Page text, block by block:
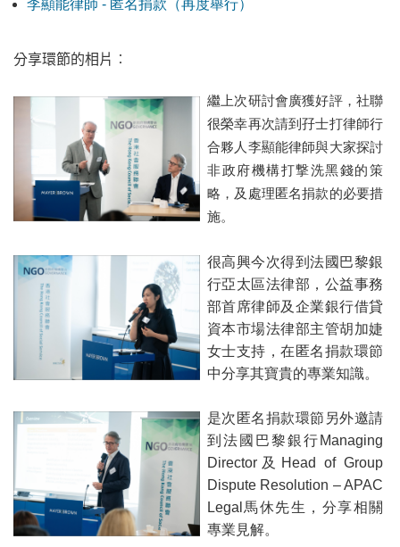
李顯能律師 - 匿名捐款（再度舉行）
分享環節的相片︰
繼上次研討會廣獲好評，社聯
很榮幸再次請到孖士打律師行
合夥人李顯能律師與大家探討
非政府機構打撃洗黑錢的策
略，及處理匿名捐款的必要措
施。
很高興今次得到法國巴黎銀
行亞太區法律部，公益事務
部首席律師及企業銀行借貸
資本市場法律部主管胡加婕
女士支持，在匿名捐款環節
中分享其寶貴的專業知識。
是次匿名捐款環節另外邀請
到法國巴黎銀行Managing
Director及Head of Group
Dispute Resolution – APAC
Legal馬休先生，分享相關
專業見解。